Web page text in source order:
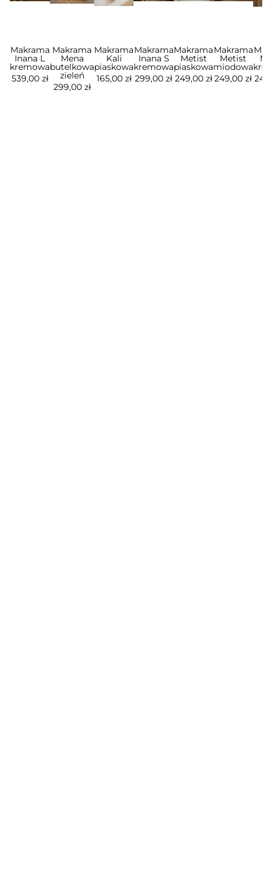
Makrama
Inana L
kremowa
539,00 zł
Makrama
Mena
butelkowa
zieleń
299,00 zł
Makrama
Kali
piaskowa
165,00 zł
Makrama
Inana S
kremowa
299,00 zł
Makrama
Metist
piaskowa
249,00 zł
Makrama
Metist
miodowa
249,00 zł